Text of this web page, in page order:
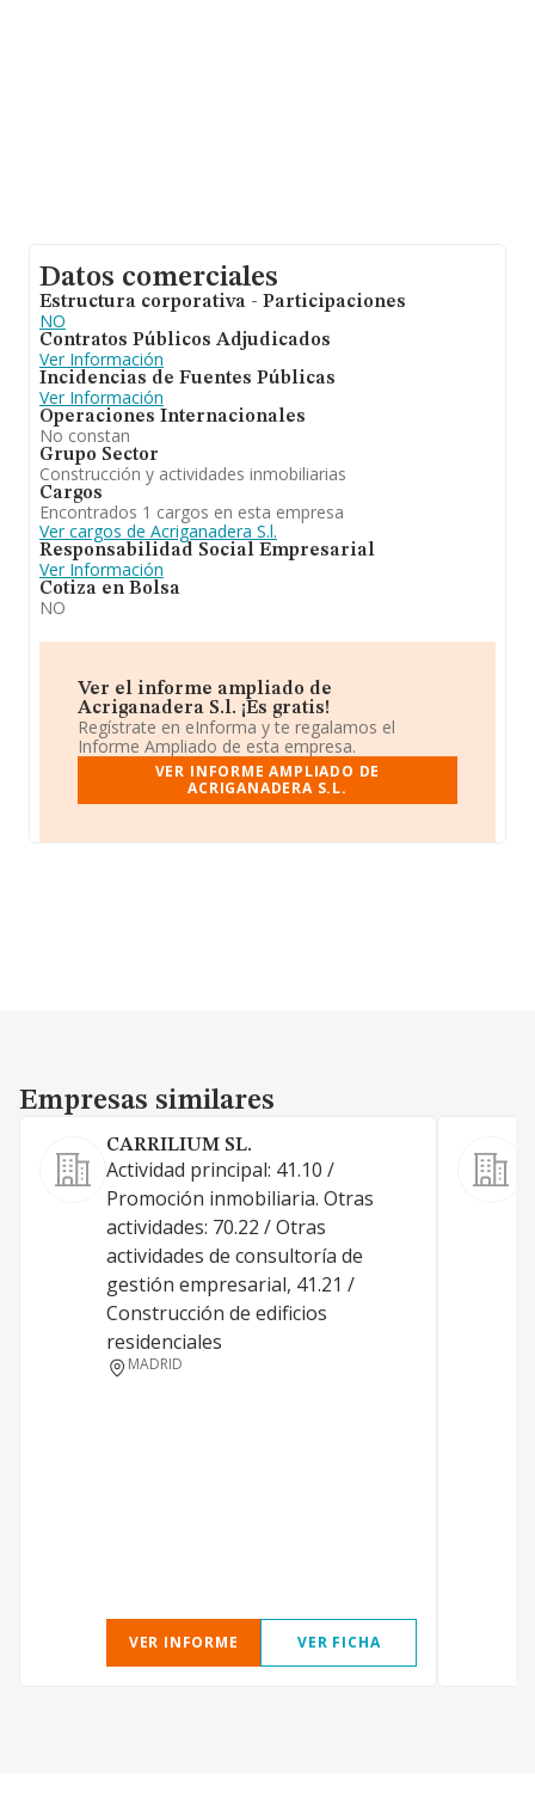
Datos comerciales
Estructura corporativa - Participaciones
NO
Contratos Públicos Adjudicados
Ver Información
Incidencias de Fuentes Públicas
Ver Información
Operaciones Internacionales
No constan
Grupo Sector
Construcción y actividades inmobiliarias
Cargos
Encontrados 1 cargos en esta empresa
Ver cargos de Acriganadera S.l.
Responsabilidad Social Empresarial
Ver Información
Cotiza en Bolsa
NO
Ver el informe ampliado de
Acriganadera S.l. ¡Es gratis!
Regístrate en eInforma y te regalamos el
Informe Ampliado de esta empresa.
VER INFORME AMPLIADO DE
ACRIGANADERA S.L.
Empresas similares
Empresas similares
CARRILIUM SL.
Actividad principal: 41.10 /
Promoción inmobiliaria. Otras
actividades: 70.22 / Otras
actividades de consultoría de
gestión empresarial, 41.21 /
Construcción de edificios
residenciales
MADRID
VER INFORME VER FICHA